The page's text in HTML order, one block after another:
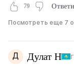
79
Посмотреть еще 7
Д Дулат Н